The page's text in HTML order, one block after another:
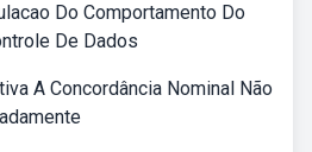
Do Comportamento Do
De Dados
A Concordância Nominal Não